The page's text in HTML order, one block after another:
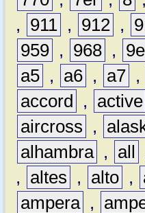
,
911 , 912 ,
959 , 968 ,
a5 , a6 , a7 ,
accord
, active
aircross
,
alhambra , all
,
altes , alto ,
ampera ,